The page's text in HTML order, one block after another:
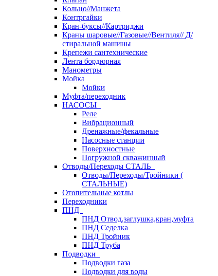
Кольцо//Манжета
Контргайки
Кран-буксы//Картриджи
Краны шаровые//Газовые//Вентиля// Д/
стиральной машины
Крепежи сантехнические
Лента бордюрная
Манометры
Мойка
Мойки
Муфта/переходник
НАСОСЫ
Реле
Вибрационный
Дренажные/фекальные
Насосные станции
Поверхностные
Погружной скважинный
Отводы/Переходы СТАЛЬ
Отводы/Переходы/Тройники (
СТАЛЬНЫЕ)
Отопительные котлы
Переходники
ПНД
ПНД Отвод,заглушка,кран,муфта
ПНД Седелка
ПНД Тройник
ПНД Труба
Подводки
Подводки газа
Подводки для воды